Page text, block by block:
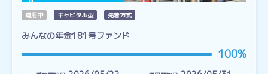
運用中 キャピタル型 先着方式
みんなの年金181号ファンド
100%